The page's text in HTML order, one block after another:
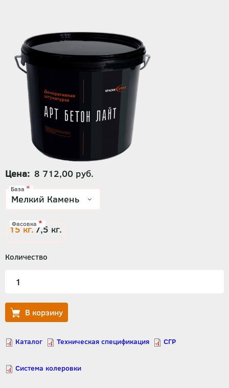
Цена 8 712,00 руб.
База
Фасовка
15 кг.7,5 кг.
Количество